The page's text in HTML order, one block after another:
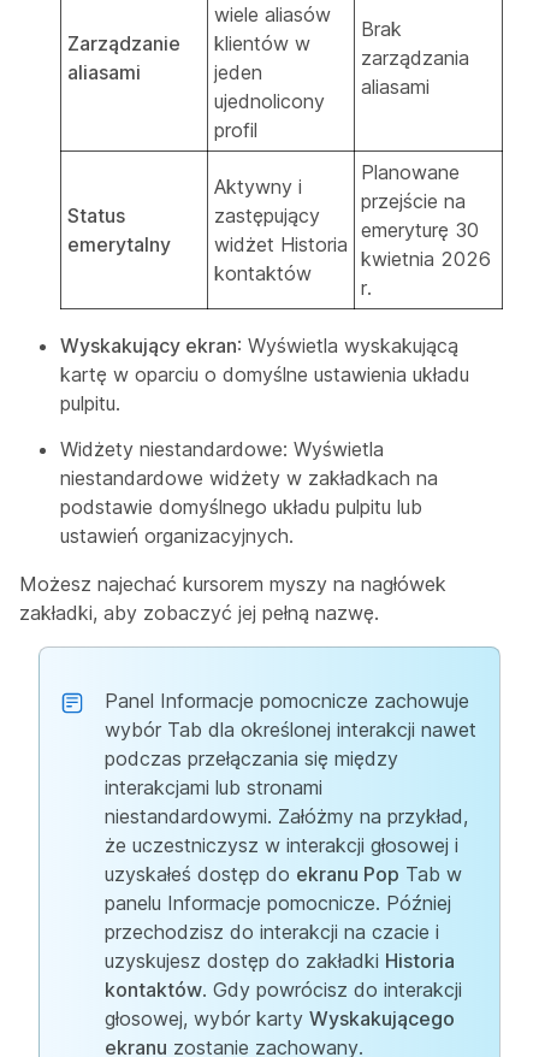
Zarządzanie
aliasami
wiele aliasów
klientów w
jeden
ujednolicony
profil
Brak
zarządzania
aliasami
Status
emerytalny
Aktywny i
zastępujący
widżet Historia
kontaktów
Planowane
przejście na
emeryturę 30
kwietnia 2026
r.
Wyskakujący ekran: Wyświetla wyskakującą
kartę w oparciu o domyślne ustawienia układu
pulpitu.
Widżety niestandardowe: Wyświetla
niestandardowe widżety w zakładkach na
podstawie domyślnego układu pulpitu lub
ustawień organizacyjnych.
Możesz najechać kursorem myszy na nagłówek
zakładki, aby zobaczyć jej pełną nazwę.
Panel Informacje pomocnicze zachowuje
wybór Tab dla określonej interakcji nawet
podczas przełączania się między
interakcjami lub stronami
niestandardowymi. Załóżmy na przykład,
że uczestniczysz w interakcji głosowej i
uzyskałeś dostęp do ekranu Pop Tab w
panelu Informacje pomocnicze. Później
przechodzisz do interakcji na czacie i
uzyskujesz dostęp do zakładki Historia
kontaktów. Gdy powrócisz do interakcji
głosowej, wybór karty Wyskakującego
ekranu zostanie zachowany.